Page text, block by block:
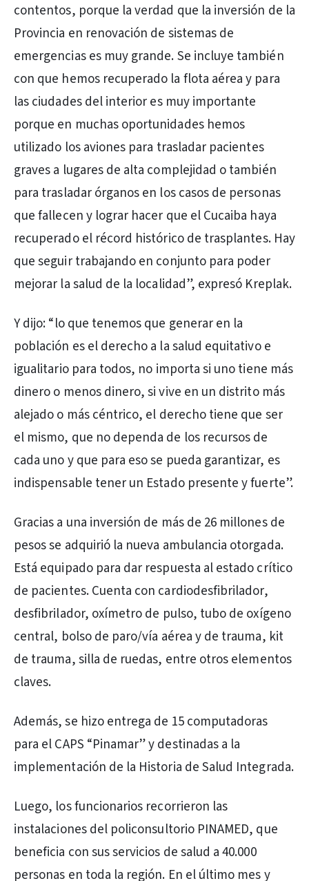
contentos, porque la verdad que la inversión de la
Provincia en renovación de sistemas de
emergencias es muy grande. Se incluye también
con que hemos recuperado la flota aérea y para
las ciudades del interior es muy importante
porque en muchas oportunidades hemos
utilizado los aviones para trasladar pacientes
graves a lugares de alta complejidad o también
para trasladar órganos en los casos de personas
que fallecen y lograr hacer que el Cucaiba haya
recuperado el récord histórico de trasplantes. Hay
que seguir trabajando en conjunto para poder
mejorar la salud de la localidad”, expresó Kreplak.
Y dijo: “lo que tenemos que generar en la
población es el derecho a la salud equitativo e
igualitario para todos, no importa si uno tiene más
dinero o menos dinero, si vive en un distrito más
alejado o más céntrico, el derecho tiene que ser
el mismo, que no dependa de los recursos de
cada uno y que para eso se pueda garantizar, es
indispensable tener un Estado presente y fuerte”.
Gracias a una inversión de más de 26 millones de
pesos se adquirió la nueva ambulancia otorgada.
Está equipado para dar respuesta al estado crítico
de pacientes. Cuenta con cardiodesfibrilador,
desfibrilador, oxímetro de pulso, tubo de oxígeno
central, bolso de paro/vía aérea y de trauma, kit
de trauma, silla de ruedas, entre otros elementos
claves.
Además, se hizo entrega de 15 computadoras
para el CAPS “Pinamar” y destinadas a la
implementación de la Historia de Salud Integrada.
Luego, los funcionarios recorrieron las
instalaciones del policonsultorio PINAMED, que
beneficia con sus servicios de salud a 40.000
personas en toda la región. En el último mes y